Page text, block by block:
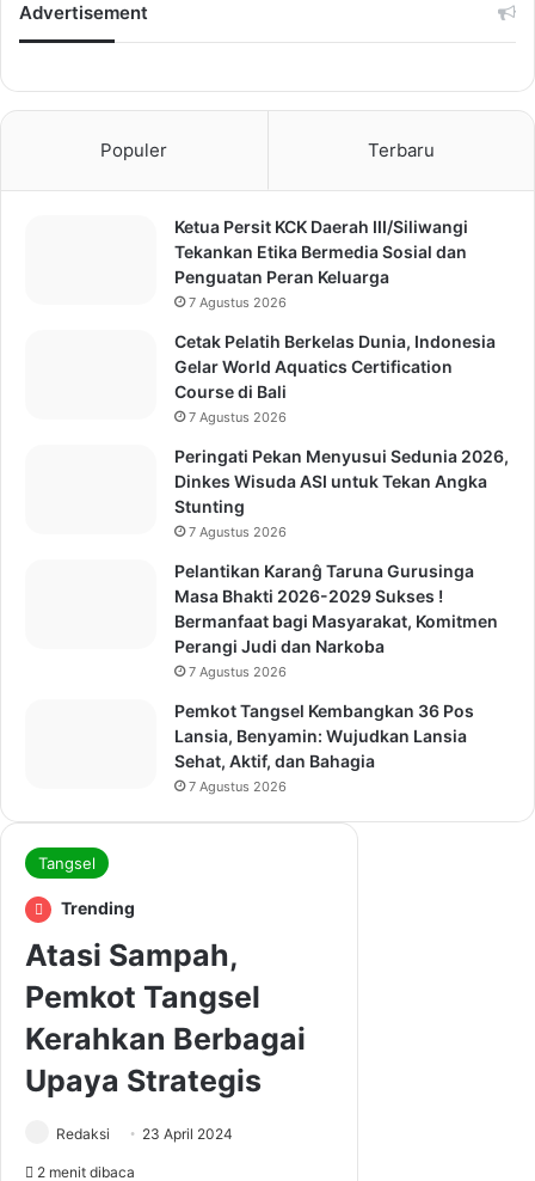
Advertisement
Populer Terbaru
Ketua Persit KCK Daerah III/Siliwangi
Tekankan Etika Bermedia Sosial dan
Penguatan Peran Keluarga
7 Agustus 2026
Cetak Pelatih Berkelas Dunia, Indonesia
Gelar World Aquatics Certification
Course di Bali
7 Agustus 2026
Peringati Pekan Menyusui Sedunia 2026,
Dinkes Wisuda ASI untuk Tekan Angka
Stunting
7 Agustus 2026
Pelantikan Karanĝ Taruna Gurusinga
Masa Bhakti 2026-2029 Sukses !
Bermanfaat bagi Masyarakat, Komitmen
Perangi Judi dan Narkoba
7 Agustus 2026
Pemkot Tangsel Kembangkan 36 Pos
Lansia, Benyamin: Wujudkan Lansia
Sehat, Aktif, dan Bahagia
7 Agustus 2026